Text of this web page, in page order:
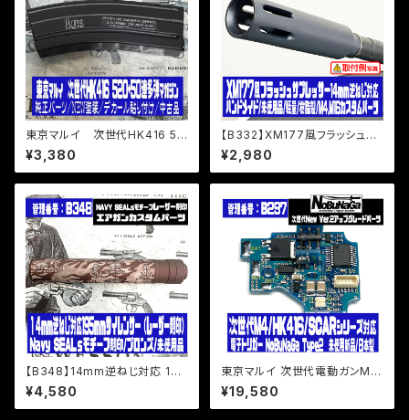
東京マルイ 次世代HK416 52
0+50連多弾マガジン/純正パー
ツ/NEW塗装/デカール貼り付
け/中古品
¥3,380
【B332】XM177風フラッシュサ
プレッサー14ｍｍ逆ねじ対応/
ハンドメイド/軽量30ｇ/未使用
品/M4,M16電動ガンカスタムパ
¥2,980
【B348】14mm逆ねじ対応 195
mm サイレンサー（Navy SEAL
sモチーフ レーザー刻印 / ブロ
ンズ）
¥4,580
東京マルイ 次世代電動ガンM4/
HK416/SCARシリーズ対応「電
子トリガー NoBuNaGa Type
2」未使用新品/日本製
¥19,580